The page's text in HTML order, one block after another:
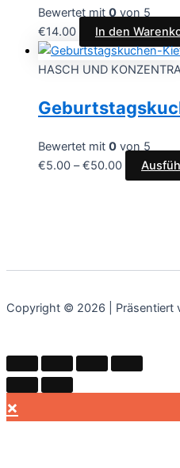
Bewertet mit 0 von 5
€14.00 In den
HASCH UND
Bewertet mit 0 von 5
€5.00 –€50.00
Copyright © 2026 | Präsentiert
×